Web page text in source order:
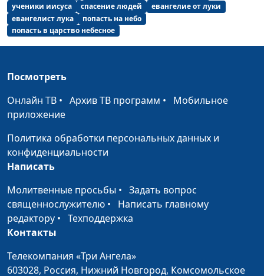
ученики иисуса
спасение людей
евангелие от луки
евангелист лука
попасть на небо
попасть в царство небесное
Посмотреть
Онлайн ТВ • Архив ТВ программ • Мобильное
приложение
Политика обработки персональных данных и
конфиденциальности
Написать
Молитвенные просьбы • Задать вопрос
священнослужителю • Написать главному
редактору • Техподдержка
Контакты
Телекомпания «Три Ангела»
603028, Россия, Нижний Новгород, Комсомольское